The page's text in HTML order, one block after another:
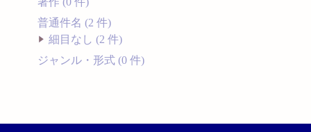
普通件名 (2 件)
細目なし (2 件)
ジャンル・形式 (0 件)